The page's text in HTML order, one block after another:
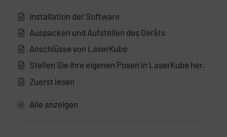
Installation der Software
Auspacken und Aufstellen des Geräts
Anschlüsse von LaserKube
Stellen Sie Ihre eigenen Posen in LaserKube her.
Zuerst lesen
Alle anzeigen